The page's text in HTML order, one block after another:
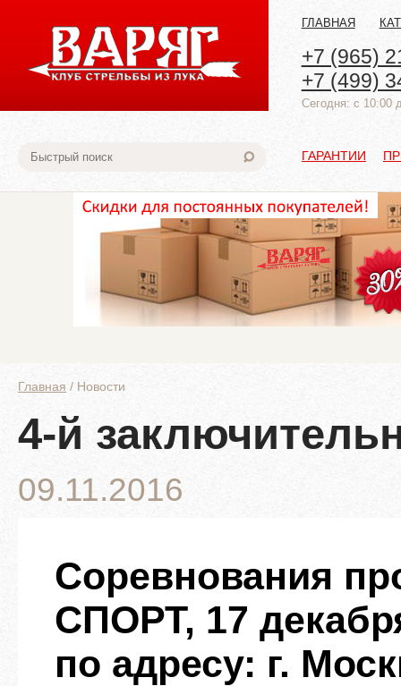
ГЛАВНАЯ
+7 (965)
+7 (499)
Cегодня: с 10:00
ГАРАНТИИ
Главная / Новости
4-й
09.11.2016
Соревнования
СПОРТ, 17
по адресу: г.